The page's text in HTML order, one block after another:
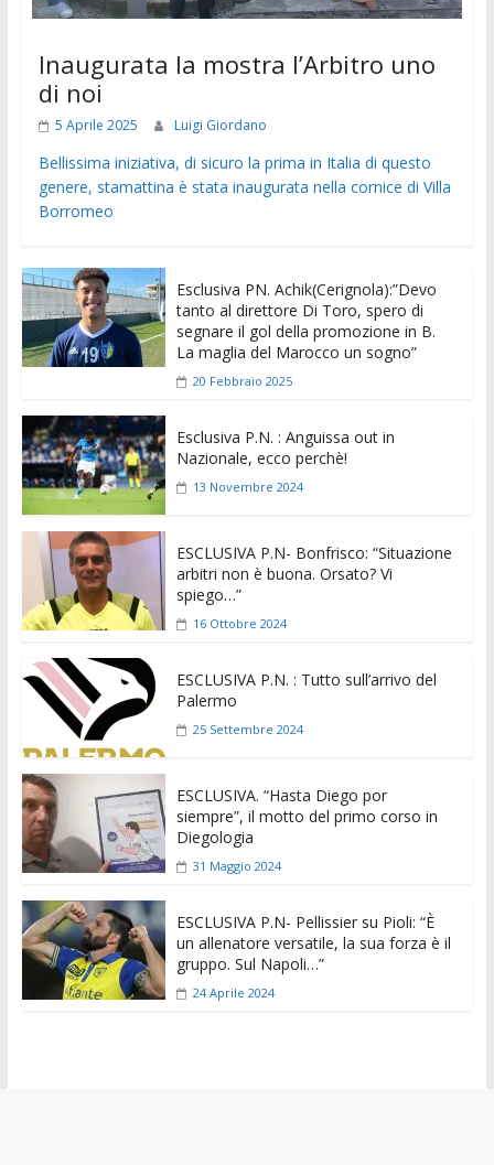
Inaugurata la mostra l’Arbitro uno
di noi
5 Aprile 2025 Luigi Giordano
Bellissima iniziativa, di sicuro la prima in Italia di questo
genere, stamattina è stata inaugurata nella cornice di Villa
Borromeo
Esclusiva PN. Achik(Cerignola):”Devo
tanto al direttore Di Toro, spero di
segnare il gol della promozione in B.
La maglia del Marocco un sogno”
20 Febbraio 2025
Esclusiva P.N. : Anguissa out in
Nazionale, ecco perchè!
13 Novembre 2024
ESCLUSIVA P.N- Bonfrisco: “Situazione
arbitri non è buona. Orsato? Vi
spiego…”
16 Ottobre 2024
ESCLUSIVA P.N. : Tutto sull’arrivo del
Palermo
25 Settembre 2024
ESCLUSIVA. “Hasta Diego por
siempre”, il motto del primo corso in
Diegologia
31 Maggio 2024
ESCLUSIVA P.N- Pellissier su Pioli: “È
un allenatore versatile, la sua forza è il
gruppo. Sul Napoli…”
24 Aprile 2024